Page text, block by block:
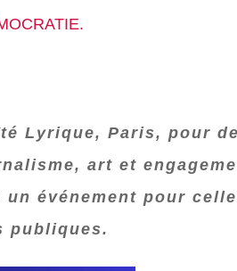
Lyrique, Paris, pour
art et
un événement pour
publiques.